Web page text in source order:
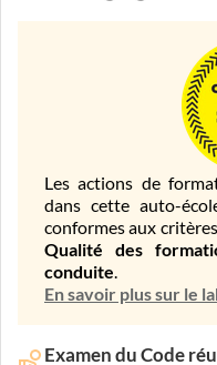
Les actions de
dans cette auto-
conformes aux
Qualité des
conduite.
En savoir plus sur le
Examen du Code